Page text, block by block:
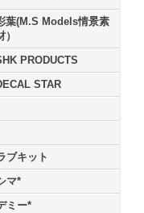
葉(M.S Models情景素
）
PRODUCTS
STAR
ブキット
マ*
ミー*